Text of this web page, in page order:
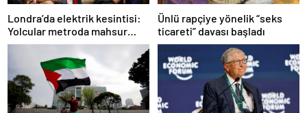
Londra’da elektrik kesintisi:
Yolcular metroda mahsur
kaldı
Ünlü rapçiye yönelik “seks
ticareti” davası başladı